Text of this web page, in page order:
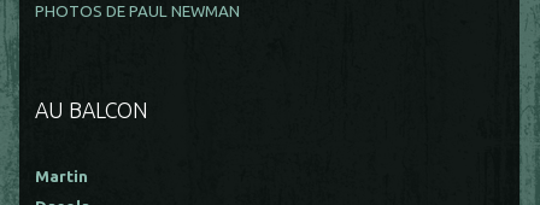
PHOTOS DE PAUL NEWMAN
AU BALCON
Martin